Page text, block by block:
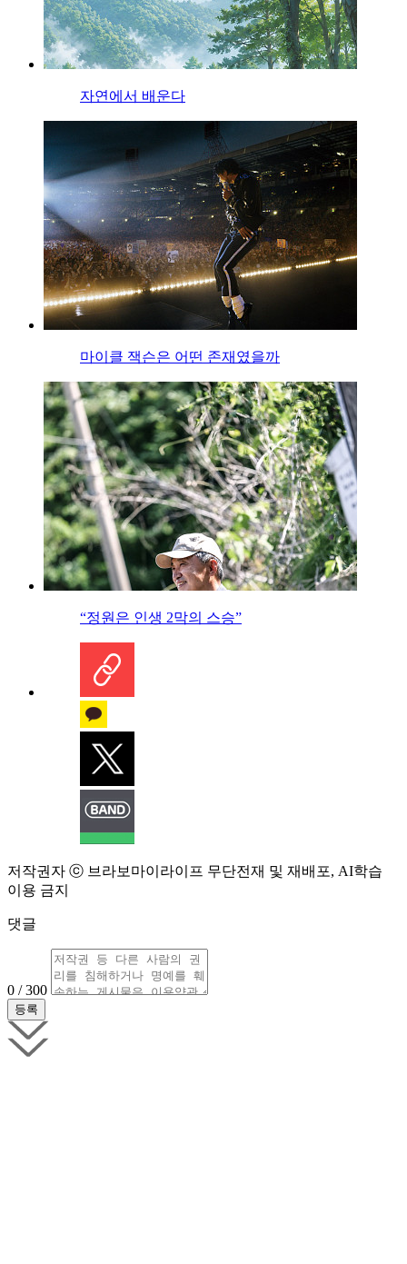
자연에서 배운다
마이클 잭슨은 어떤 존재였을까
“정원은 인생 2막의 스승”
저작권자 ⓒ 브라보마이라이프 무단전재 및 재배포, AI학습
이용 금지
댓글
0 / 300